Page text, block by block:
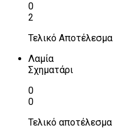
0
2
Τελικό Αποτέλεσμα
Λαμία
Σχηματάρι
0
0
Τελικό αποτέλεσμα